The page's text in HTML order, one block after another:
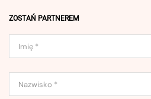
ZOSTAŃ PARTNEREM